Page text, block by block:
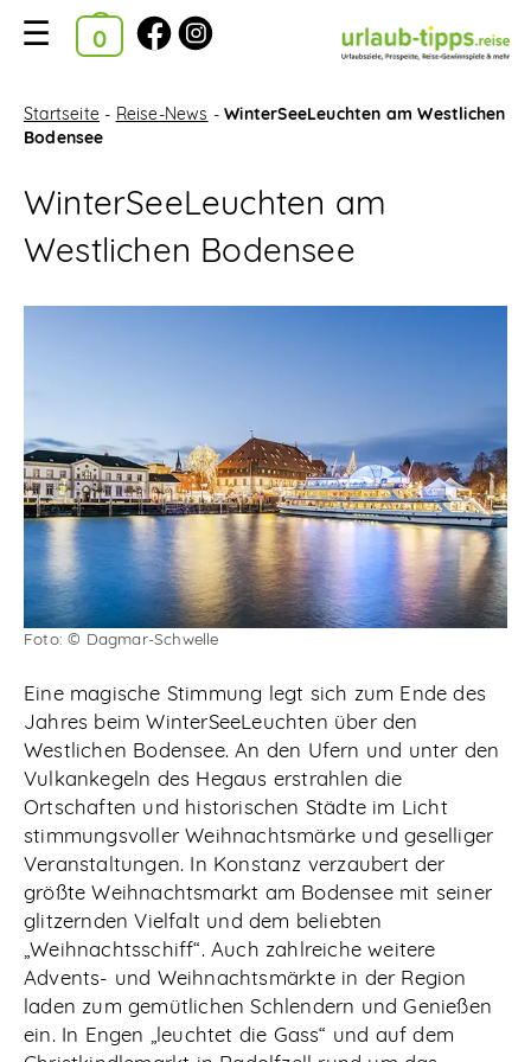
Kataloge
Bestellkorb
Suchfilter
Startseite
Reise-Gewinnspiele
Neue Katalog-Tipps
Abonnieren
Ausgewählte Kataloge
Startseite - Reise-News -WinterSeeLeuchten am Westlichen
Bodensee
WinterSeeLeuchten am
Westlichen Bodensee
Foto: © Dagmar-Schwelle
Eine magische Stimmung legt sich zum Ende des
Jahres beim WinterSeeLeuchten über den
Westlichen Bodensee. An den Ufern und unter den
Vulkankegeln des Hegaus erstrahlen die
Ortschaften und historischen Städte im Licht
stimmungsvoller Weihnachtsmärke und geselliger
Veranstaltungen. In Konstanz verzaubert der
größte Weihnachtsmarkt am Bodensee mit seiner
glitzernden Vielfalt und dem beliebten
„Weihnachtsschiff“. Auch zahlreiche weitere
Advents- und Weihnachtsmärkte in der Region
laden zum gemütlichen Schlendern und Genießen
ein. In Engen „leuchtet die Gass“ und auf dem